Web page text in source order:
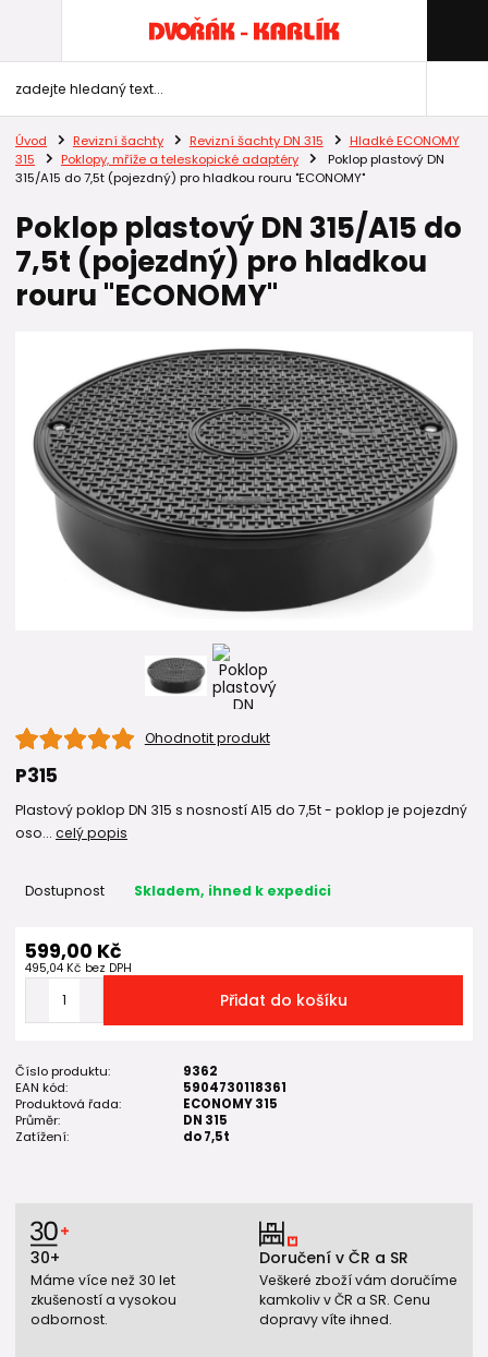
Úvod Revizní šachty Revizní šachty DN 315
Hladké ECONOMY
315
Poklopy, mříže a teleskopické adaptéry
Poklop plastový DN
315/A15 do 7,5t (pojezdný) pro hladkou rouru "ECONOMY"
Poklop plastový DN 315/A15 do
7,5t (pojezdný) pro hladkou
rouru "ECONOMY"
Ohodnotit produkt
P315
Plastový poklop DN 315 s nosností A15 do 7,5t - poklop je pojezdný
oso... celý popis
Dostupnost Skladem, ihned k expedici
599,00 Kč
495,04 Kč bez DPH
Přidat do košíku
Číslo produktu:
9362
EAN kód:
5904730118361
Produktová řada:
ECONOMY 315
Průměr:
DN 315
Zatížení:
do 7,5t
30+
Máme více než 30 let
zkušeností a vysokou
odbornost.
Doručení v ČR a SR
Veškeré zboží vám doručíme
kamkoliv v ČR a SR. Cenu
dopravy víte ihned.